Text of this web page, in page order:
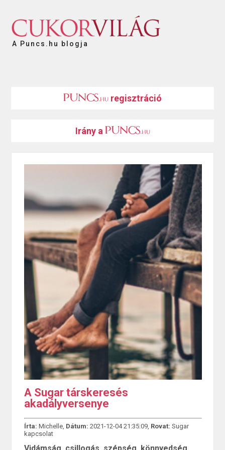
A Puncs.hu blogja
regisztráció
Irány a
A Sugar társkeresés
akadályversenye
Írta: Michelle, Dátum: 2021-12-04 21:35:09, Rovat: Sugar
kapcsolat